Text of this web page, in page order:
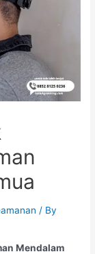
/ By
Mendalam